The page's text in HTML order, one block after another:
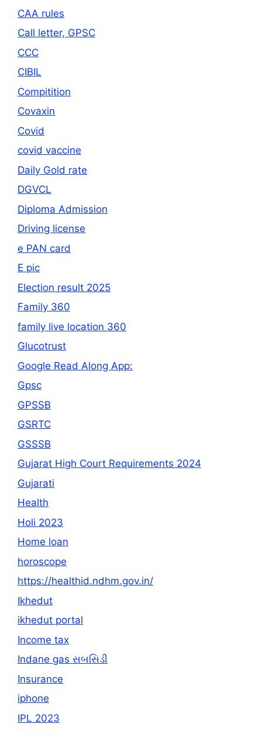
CAA rules
Call letter, GPSC
CCC
CIBIL
Compitition
Covaxin
Covid
covid vaccine
Daily Gold rate
DGVCL
Diploma Admission
Driving license
e PAN card
E pic
Election result 2025
Family 360
family live location 360
Glucotrust
Google Read Along App:
Gpsc
GPSSB
GSRTC
GSSSB
Gujarat High Court Requirements 2024
Gujarati
Health
Holi 2023
Home loan
horoscope
https://healthid.ndhm.gov.in/
Ikhedut
ikhedut portal
Income tax
Indane gas સબસિડી
Insurance
iphone
IPL 2023